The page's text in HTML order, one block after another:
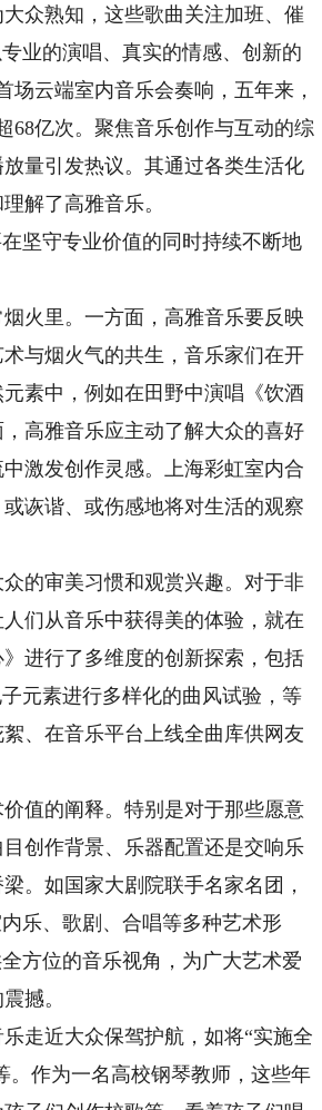
众熟知，这些歌曲关注加班、催
业的演唱、真实的情感、创新的
场云端室内音乐会奏响，五年来，
68亿次。聚焦音乐创作与互动的综
量引发热议。其通过各类生活化
解了高雅音乐。
坚守专业价值的同时持续不断地
火里。一方面，高雅音乐要反映
与烟火气的共生，音乐家们在开
素中，例如在田野中演唱《饮酒
高雅音乐应主动了解大众的喜好
激发创作灵感。上海彩虹室内合
诙谐、或伤感地将对生活的观察
的审美习惯和观赏兴趣。对于非
们从音乐中获得美的体验，就在
进行了多维度的创新探索，包括
元素进行多样化的曲风试验，等
、在音乐平台上线全曲库供网友
值的阐释。特别是对于那些愿意
创作背景、乐器配置还是交响乐
。如国家大剧院联手名家名团，
乐、歌剧、合唱等多种艺术形
方位的音乐视角，为广大艺术爱
撼。
走近大众保驾护航，如将“实施全
。作为一名高校钢琴教师，这些年